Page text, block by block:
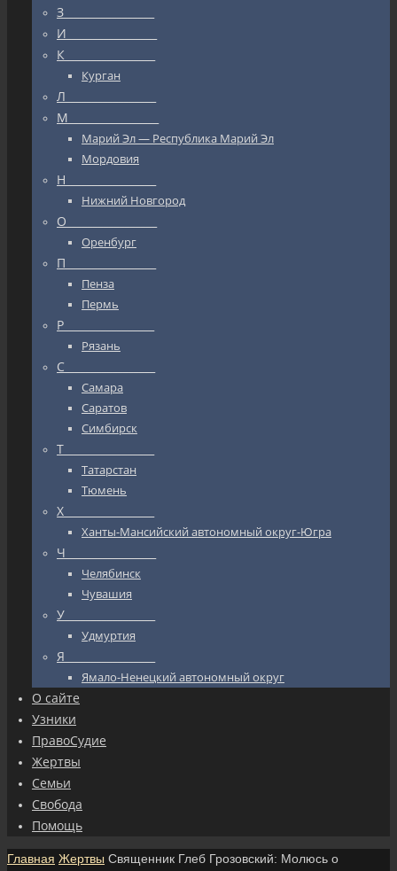
З_________________
И_________________
К_________________
Курган
Л_________________
М_________________
Марий Эл — Республика Марий Эл
Мордовия
Н_________________
Нижний Новгород
О_________________
Оренбург
П_________________
Пенза
Пермь
Р_________________
Рязань
С_________________
Самара
Саратов
Симбирск
Т_________________
Татарстан
Тюмень
Х_________________
Ханты-Мансийский автономный округ-Югра
Ч_________________
Челябинск
Чувашия
У_________________
Удмуртия
Я_________________
Ямало-Ненецкий автономный округ
О сайте
Узники
ПравоСудие
Жертвы
Семьи
Свобода
Помощь
Главная Жертвы Священник Глеб Грозовский: Молюсь о